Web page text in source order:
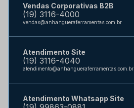
Vendas Corporativas B2B
(19) 3116-4000
vendas@anhangueraferramentas.com.br
Atendimento Site
(19) 3116-4040
atendimento@anhangueraferramentas.com.br
Atendimento Whatsapp Site